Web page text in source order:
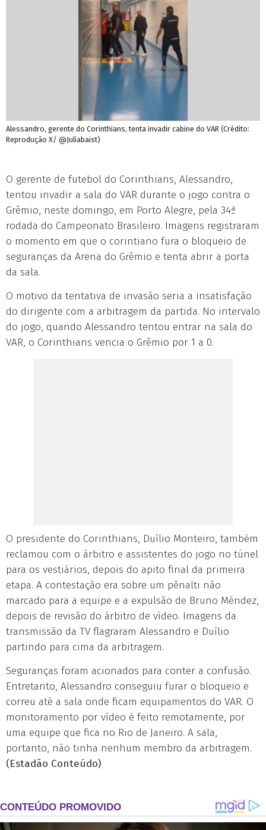
Alessandro, gerente do Corinthians, tenta invadir cabine do VAR (Crédito:
Reprodução X/ @Juliabaist)
O gerente de futebol do Corinthians, Alessandro,
tentou invadir a sala do VAR durante o jogo contra o
Grêmio, neste domingo, em Porto Alegre, pela 34ª
rodada do Campeonato Brasileiro. Imagens registraram
o momento em que o corintiano fura o bloqueio de
seguranças da Arena do Grêmio e tenta abrir a porta
da sala.
O motivo da tentativa de invasão seria a insatisfação
do dirigente com a arbitragem da partida. No intervalo
do jogo, quando Alessandro tentou entrar na sala do
VAR, o Corinthians vencia o Grêmio por 1 a 0.
O presidente do Corinthians, Duílio Monteiro, também
reclamou com o árbitro e assistentes do jogo no túnel
para os vestiários, depois do apito final da primeira
etapa. A contestação era sobre um pênalti não
marcado para a equipe e a expulsão de Bruno Méndez,
depois de revisão do árbitro de vídeo. Imagens da
transmissão da TV flagraram Alessandro e Duílio
partindo para cima da arbitragem.
Seguranças foram acionados para conter a confusão.
Entretanto, Alessandro conseguiu furar o bloqueio e
correu até a sala onde ficam equipamentos do VAR. O
monitoramento por vídeo é feito remotamente, por
uma equipe que fica no Rio de Janeiro. A sala,
portanto, não tinha nenhum membro da arbitragem.
(Estadão Conteúdo)